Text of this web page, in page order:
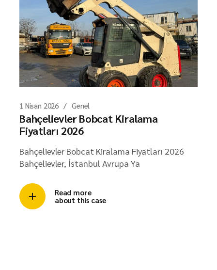
1 Nisan 2026 Genel
Bahçelievler Bobcat Kiralama
Fiyatları 2026
Bahçelievler Bobcat Kiralama Fiyatları 2026
Bahçelievler, İstanbul Avrupa Ya
Read more
about this case